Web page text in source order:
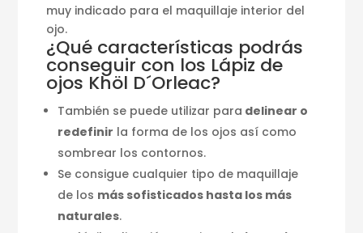
muy indicado para el maquillaje interior del
ojo.
¿Qué características podrás
conseguir con los Lápiz de
ojos Khöl D´Orleac?
También se puede utilizar para delinear o
redefinir la forma de los ojos así como
sombrear los contornos.
Se consigue cualquier tipo de maquillaje
de los más sofisticados hasta los más
naturales.